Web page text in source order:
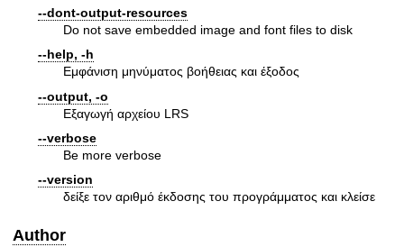
--dont-output-resources
Do not save embedded image and font files to disk
--help, -h
Εμφάνιση μηνύματος βοήθειας και έξοδος
--output, -o
Εξαγωγή αρχείου LRS
--verbose
Be more verbose
--version
δείξε τον αριθμό έκδοσης του προγράμματος και κλείσε
Author